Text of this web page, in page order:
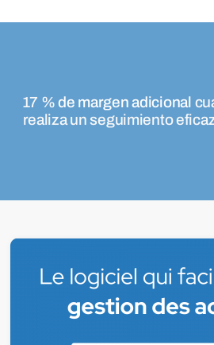
17 % de margen adicional
realiza un seguimiento